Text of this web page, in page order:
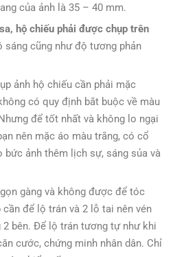
của ảnh là 35 – 40 mm.
hộ chiếu phải được chụp trên
sáng cũng như độ tương phản
ảnh hộ chiếu cần phải mặc
có quy định bắt buộc về màu
để tốt nhất và không lo ngại
nên mặc áo màu trắng, có cổ
bức ảnh thêm lịch sự, sáng sủa và
gàng và không được để tóc
cần để lộ trán và 2 lỗ tai nên vén
2 bên. Để lộ trán tương tự như khi
cước, chứng minh nhân dân. Chỉ